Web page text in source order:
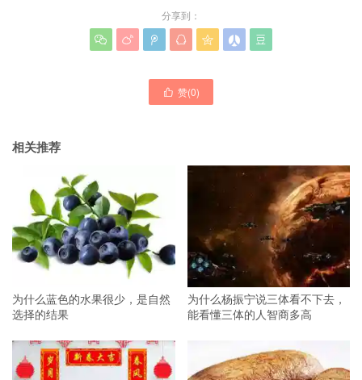
分享到：
      
 赞(0)
相关推荐
为什么蓝色的水果很少，是自然
选择的结果
为什么杨振宁说三体看不下去，
能看懂三体的人智商多高